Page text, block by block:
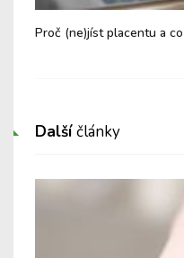
Proč (ne)jíst placentu a
Dalšíčlánky